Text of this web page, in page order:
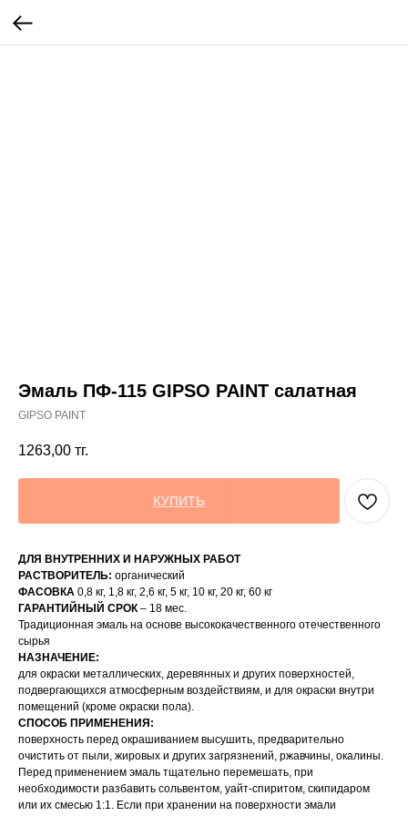
Эмаль ПФ-115 GIPSO PAINT салатная
GIPSO PAINT
1263,00 тг.
КУПИТЬ
ДЛЯ ВНУТРЕННИХ И НАРУЖНЫХ РАБОТ
РАСТВОРИТЕЛЬ: органический
ФАСОВКА 0,8 кг, 1,8 кг, 2,6 кг, 5 кг, 10 кг, 20 кг, 60 кг
ГАРАНТИЙНЫЙ СРОК– 18 мес.
Традиционная эмаль на основе высококачественного отечественного
сырья
НАЗНАЧЕНИЕ:
для окраски металлических, деревянных и других поверхностей,
подвергающихся атмосферным воздействиям, и для окраски внутри
помещений (кроме окраски пола).
СПОСОБ ПРИМЕНЕНИЯ:
поверхность перед окрашиванием высушить, предварительно
очистить от пыли, жировых и других загрязнений, ржавчины, окалины.
Перед применением эмаль тщательно перемешать, при
необходимости разбавить сольвентом, уайт-спиритом, скипидаром
или их смесью 1:1. Если при хранении на поверхности эмали